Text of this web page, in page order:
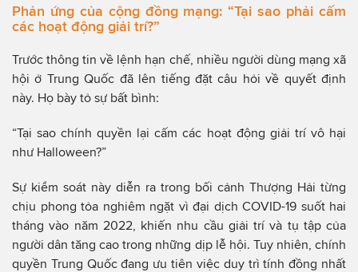
Phản ứng của cộng đồng mạng: “Tại sao phải cấm
các hoạt động giải trí?”
Trước thông tin về lệnh hạn chế, nhiều người dùng mạng xã
hội ở Trung Quốc đã lên tiếng đặt câu hỏi về quyết định
này. Họ bày tỏ sự bất bình:
“Tại sao chính quyền lại cấm các hoạt động giải trí vô hại
như Halloween?”
Sự kiểm soát này diễn ra trong bối cảnh Thượng Hải từng
chịu phong tỏa nghiêm ngặt vì đại dịch COVID-19 suốt hai
tháng vào năm 2022, khiến nhu cầu giải trí và tụ tập của
người dân tăng cao trong những dịp lễ hội. Tuy nhiên, chính
quyền Trung Quốc đang ưu tiên việc duy trì tính đồng nhất